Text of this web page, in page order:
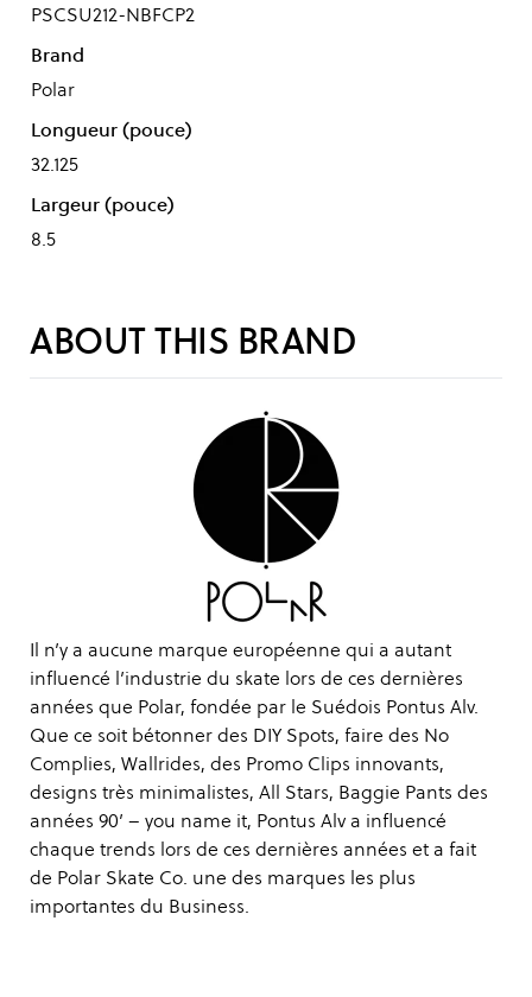
PSCSU212-NBFCP2
Brand
Polar
Longueur (pouce)
32.125
Largeur (pouce)
8.5
ABOUT THIS BRAND
Il n’y a aucune marque européenne qui a autant
influencé l’industrie du skate lors de ces dernières
années que Polar, fondée par le Suédois Pontus Alv.
Que ce soit bétonner des DIY Spots, faire des No
Complies, Wallrides, des Promo Clips innovants,
designs très minimalistes, All Stars, Baggie Pants des
années 90’ – you name it, Pontus Alv a influencé
chaque trends lors de ces dernières années et a fait
de Polar Skate Co. une des marques les plus
importantes du Business.